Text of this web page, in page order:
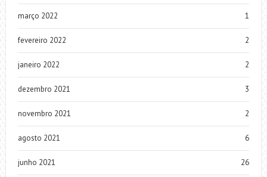
março 2022 1
fevereiro 2022 2
janeiro 2022 2
dezembro 2021 3
novembro 2021 2
agosto 2021 6
junho 2021 26